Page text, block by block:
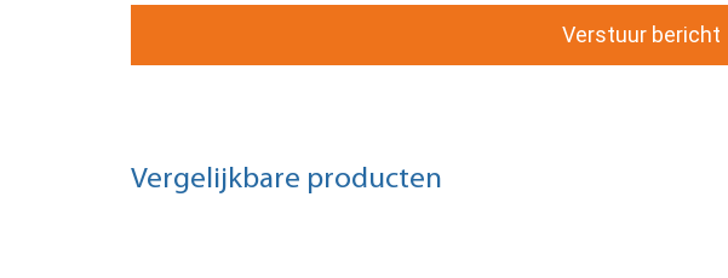
Verstuur bericht
Vergelijkbare producten